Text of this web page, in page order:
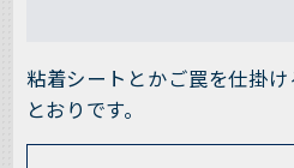
粘着シートとかご罠を仕掛
とおりです。